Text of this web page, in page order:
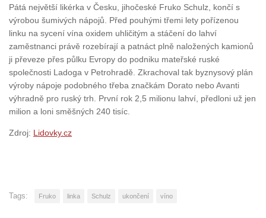
Pátá největší likérka v Česku, jihočeské Fruko Schulz, končí s
výrobou šumivých nápojů. Před pouhými třemi lety pořízenou
linku na sycení vína oxidem uhličitým a stáčení do lahví
zaměstnanci právě rozebírají a patnáct plně naložených kamionů
ji převeze přes půlku Evropy do podniku mateřské ruské
společnosti Ladoga v Petrohradě. Zkrachoval tak byznysový plán
výroby nápoje podobného třeba značkám Dorato nebo Avanti
výhradně pro ruský trh. První rok 2,5 milionu lahví, předloni už jen
milion a loni směšných 240 tisíc.
Zdroj: Lidovky.cz
Tags: Fruko linka Schulz ukončení víno